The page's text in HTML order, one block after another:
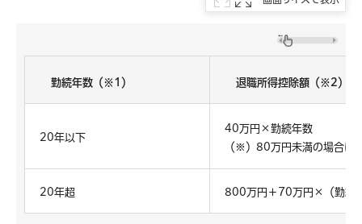
勤続年数（※1） 退職所得控除額（※2）
20年以下
40万円×勤続年数
（※）80万円未満の場合は
20年超 800万円＋70万円×（勤続